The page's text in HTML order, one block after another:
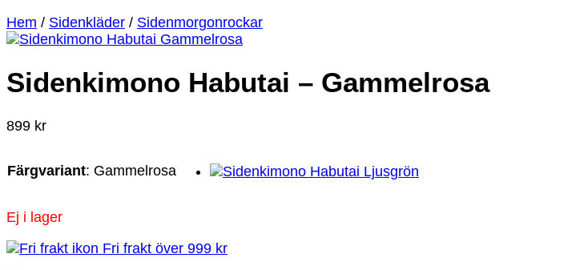
Hem / Sidenkläder / Sidenmorgonrockar
Sidenkimono Habutai – Gammelrosa
899 kr
Färgvariant: Gammelrosa
Ej i lager
Fri frakt över 999 kr